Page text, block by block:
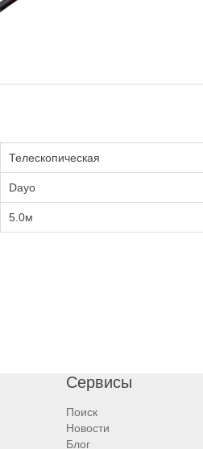
Телескопическая
Dayo
5.0м
Сервисы
Поиск
Новости
Блог